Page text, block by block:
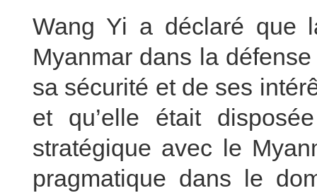
Wang Yi a déclaré que
Myanmar dans la
sa sécurité et de ses
et qu’elle était
stratégique avec le
pragmatique dans le